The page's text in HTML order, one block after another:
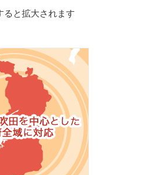
と拡大されます